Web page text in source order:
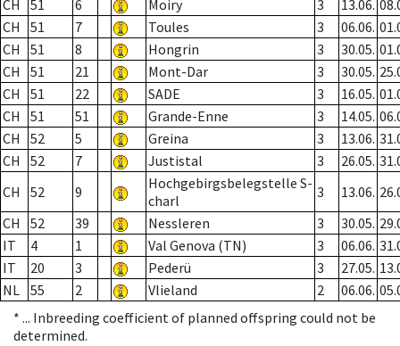
CH 51 6 Moiry 3 13.06.
CH
51 7 Toules 3 06.06.
CH
51 8 Hongrin 3 30.05.
CH
51 21 Mont-Dar 3 30.05.
CH
51 22 SADE 3 16.05.
CH
51 51 Grande-Enne 3 14.05.
CH
52 5 Greina 3 13.06.
CH
52 7 Justistal 3 26.05.
CH
52 9
Hochgebirgsbelegstelle S-
charl
3 13.06.
CH
52 39 Nessleren 3 30.05.
IT
4 1 Val Genova (TN) 3 06.06.
IT
20 3 Pederü 3 27.05.
NL 55 2 Vlieland 2 06.06.
* ... Inbreeding coefficient of planned offspring could not be
determined.